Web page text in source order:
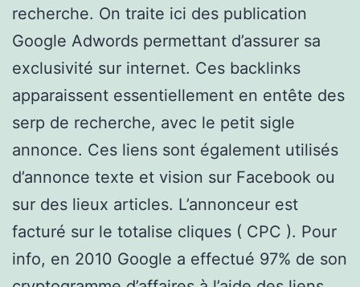
recherche. On traite ici des publication
Google Adwords permettant d’assurer sa
exclusivité sur internet. Ces backlinks
apparaissent essentiellement en entête des
serp de recherche, avec le petit sigle
annonce. Ces liens sont également utilisés
d’annonce texte et vision sur Facebook ou
sur des lieux articles. L’annonceur est
facturé sur le totalise cliques ( CPC ). Pour
info, en 2010 Google a effectué 97% de son